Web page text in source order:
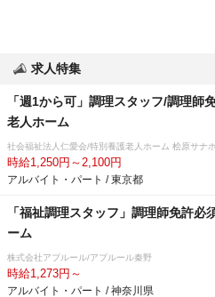
求人特集
「週1から可」調理スタッフ/調理師
老人ホーム
社会福祉法人仁愛会/特別養護老人ホーム 桧原サナ
時給1,250円～2,100円
アルバイト・パート / 東京都
「福祉調理スタッフ」調理師免許
ーム
株式会社アプルール/アプルール秦野
時給1,273円～
アルバイト・パート / 神奈川県